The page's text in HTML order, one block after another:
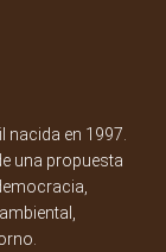
nacida en 1997.
una propuesta